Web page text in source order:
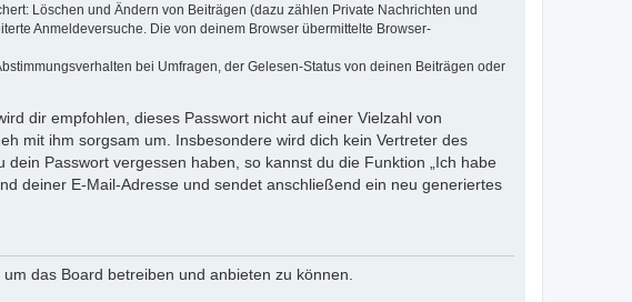
Löschen und Ändern von Beiträgen (dazu zählen Private Nachrichten und
Anmeldeversuche. Die von deinem Browser übermittelte Browser-
bei Umfragen, der Gelesen-Status von deinen Beiträgen oder
dir empfohlen, dieses Passwort nicht auf einer Vielzahl von
mit ihm sorgsam um. Insbesondere wird dich kein Vertreter des
Passwort vergessen haben, so kannst du die Funktion „Ich habe
deiner E-Mail-Adresse und sendet anschließend ein neu generiertes
das Board betreiben und anbieten zu können.